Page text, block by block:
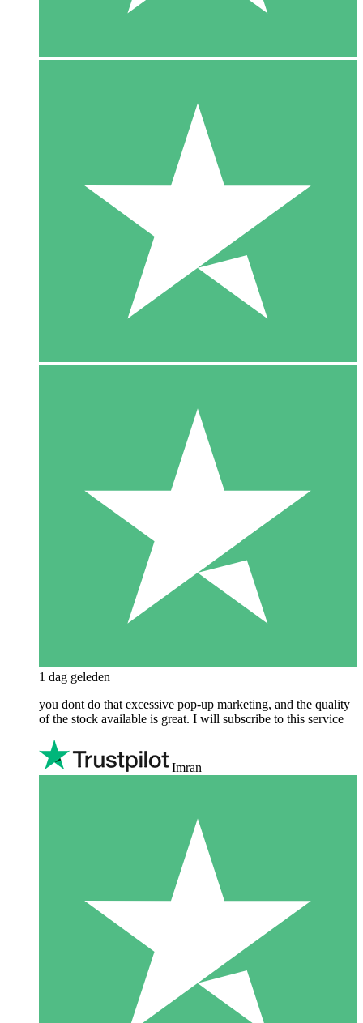
1 dag geleden
you dont do that excessive pop-up marketing, and the quality
of the stock available is great. I will subscribe to this service
Imran